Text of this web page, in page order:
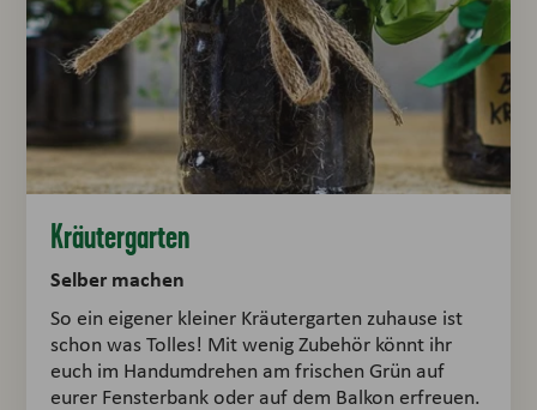
Kräutergarten
Selber machen
So ein eigener kleiner Kräutergarten zuhause ist
schon was Tolles! Mit wenig Zubehör könnt ihr
euch im Handumdrehen am frischen Grün auf
eurer Fensterbank oder auf dem Balkon erfreuen.